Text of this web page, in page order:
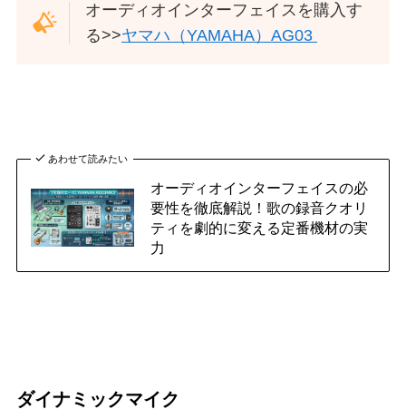
オーディオインターフェイスを購入す
る>>ヤマハ（YAMAHA）AG03
あわせて読みたい
オーディオインターフェイスの必
要性を徹底解説！歌の録音クオリ
ティを劇的に変える定番機材の実
力
ダイナミックマイク